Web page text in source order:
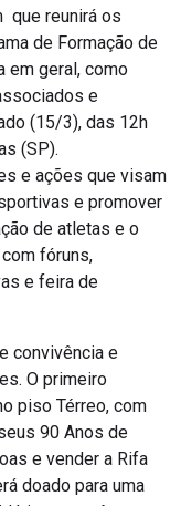
que reunirá os
de Formação de
em geral, como
e
(15/3), das 12h
(SP).
e ações que visam
e promover
de atletas e o
fóruns,
e feira de
convivência e
O primeiro
piso Térreo, com
90 Anos de
e vender a Rifa
doado para uma